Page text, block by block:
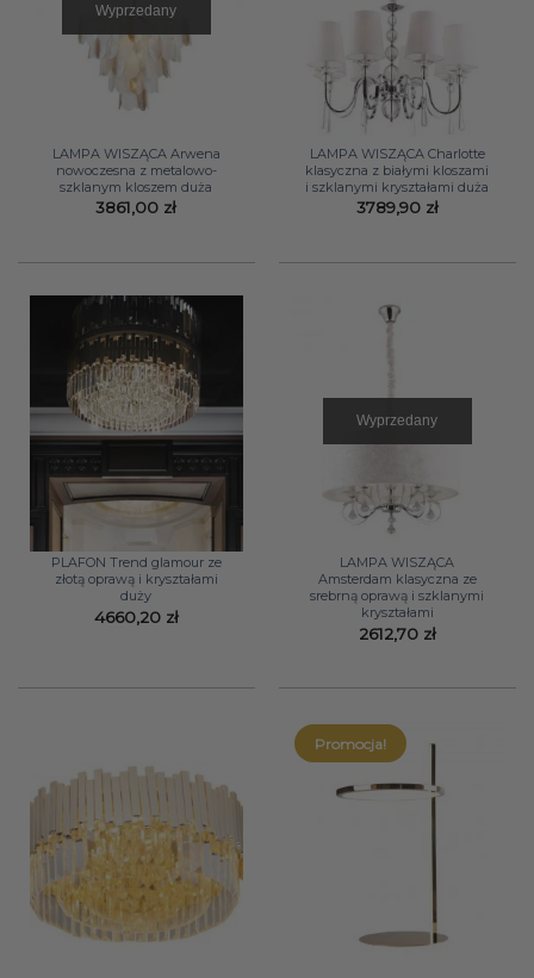
Wyprzedany
LAMPA WISZĄCA Arwena
nowoczesna z metalowo-
szklanym kloszem duża
3861,00 zł
LAMPA WISZĄCA Charlotte
klasyczna z białymi kloszami
i szklanymi kryształami duża
3789,90 zł
PLAFON Trend glamour ze
złotą oprawą i kryształami
duży
4660,20 zł
Wyprzedany
LAMPA WISZĄCA
Amsterdam klasyczna ze
srebrną oprawą i szklanymi
kryształami
2612,70 zł
Promocja!